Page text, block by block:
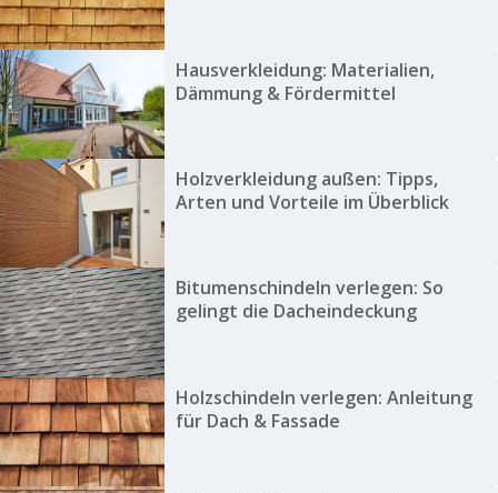
Hausverkleidung: Materialien,
Dämmung & Fördermittel
Holzverkleidung außen: Tipps,
Arten und Vorteile im Überblick
Bitumenschindeln verlegen: So
gelingt die Dacheindeckung
Holzschindeln verlegen: Anleitung
für Dach & Fassade